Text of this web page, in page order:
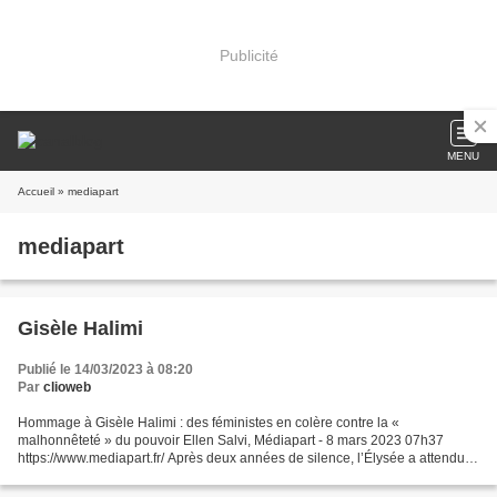
Publicité
MENU
Accueil » mediapart
mediapart
Gisèle Halimi
Publié le 14/03/2023 à 08:20
Par clioweb
Hommage à Gisèle Halimi : des féministes en colère contre la «
malhonnêteté » du pouvoir Ellen Salvi, Médiapart - 8 mars 2023 07h37
https://www.mediapart.fr/ Après deux années de silence, l’Élysée a attendu la